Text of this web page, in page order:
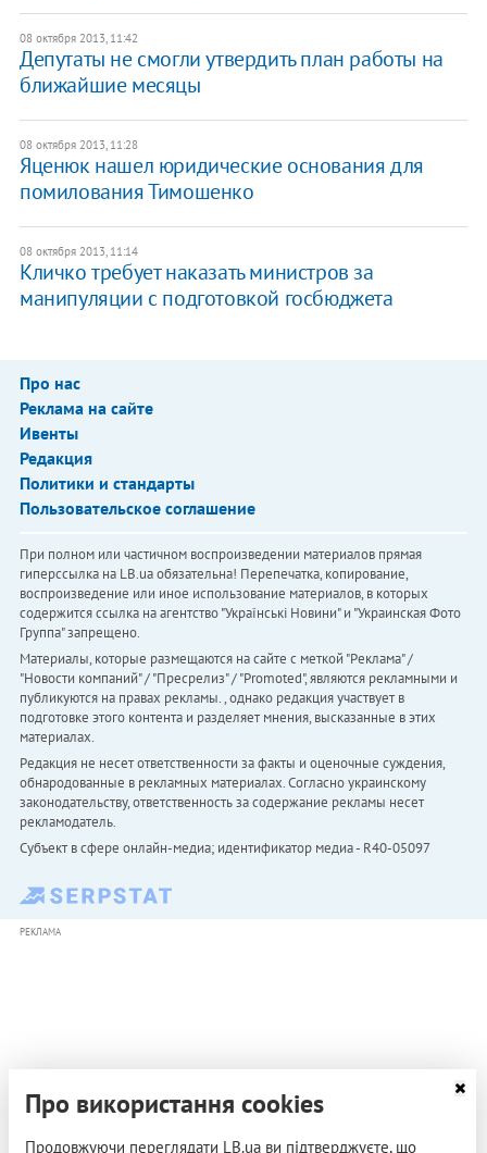
08 октября 2013, 11:42
Депутаты не смогли утвердить план работы на
ближайшие месяцы
08 октября 2013, 11:28
Яценюк нашел юридические основания для
помилования Тимошенко
08 октября 2013, 11:14
Кличко требует наказать министров за
манипуляции с подготовкой госбюджета
Про нас
Реклама на сайте
Ивенты
Редакция
Политики и стандарты
Пользовательское соглашение
При полном или частичном воспроизведении материалов прямая
гиперссылка на LB.ua обязательна! Перепечатка, копирование,
воспроизведение или иное использование материалов, в которых
содержится ссылка на агентство "Українськi Новини" и "Украинская Фото
Группа" запрещено.
Материалы, которые размещаются на сайте с меткой "Реклама" /
"Новости компаний" / "Пресрелиз" / "Promoted", являются рекламными и
публикуются на правах рекламы. , однако редакция участвует в
подготовке этого контента и разделяет мнения, высказанные в этих
материалах.
Редакция не несет ответственности за факты и оценочные суждения,
обнародованные в рекламных материалах. Согласно украинскому
законодательству, ответственность за содержание рекламы несет
рекламодатель.
Субъект в сфере онлайн-медиа; идентификатор медиа - R40-05097
РЕКЛАМА
Про використання cookies
Продовжуючи переглядати LB.ua ви підтверджуєте, що